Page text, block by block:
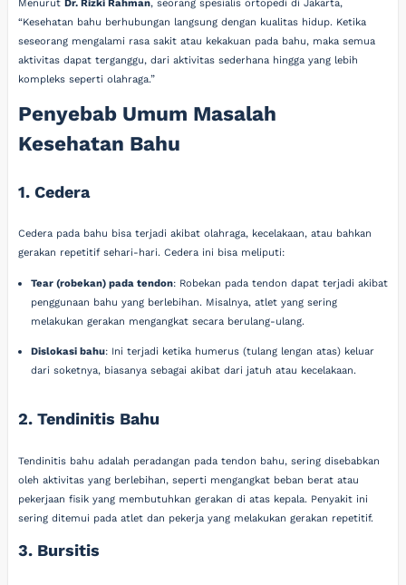
MenurutDr. Rizki Rahman, seorang spesialis ortopedi di Jakarta,
“Kesehatan bahu berhubungan langsung dengan kualitas hidup. Ketika
seseorang mengalami rasa sakit atau kekakuan pada bahu, maka semua
aktivitas dapat terganggu, dari aktivitas sederhana hingga yang lebih
kompleks seperti olahraga.”
Penyebab Umum Masalah
Kesehatan Bahu
1. Cedera
Cedera pada bahu bisa terjadi akibat olahraga, kecelakaan, atau bahkan
gerakan repetitif sehari-hari. Cedera ini bisa meliputi:
Tear (robekan) pada tendon: Robekan pada tendon dapat terjadi akibat
penggunaan bahu yang berlebihan. Misalnya, atlet yang sering
melakukan gerakan mengangkat secara berulang-ulang.
Dislokasi bahu: Ini terjadi ketika humerus (tulang lengan atas) keluar
dari soketnya, biasanya sebagai akibat dari jatuh atau kecelakaan.
2. Tendinitis Bahu
Tendinitis bahu adalah peradangan pada tendon bahu, sering disebabkan
oleh aktivitas yang berlebihan, seperti mengangkat beban berat atau
pekerjaan fisik yang membutuhkan gerakan di atas kepala. Penyakit ini
sering ditemui pada atlet dan pekerja yang melakukan gerakan repetitif.
3. Bursitis